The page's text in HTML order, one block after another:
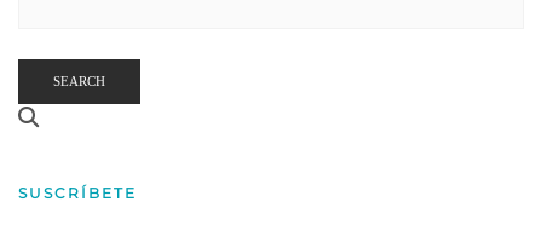
SEARCH
SUSCRÍBETE